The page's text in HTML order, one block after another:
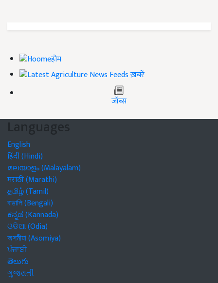
होम
ख़बरें
जॉब्स
Languages
English
हिंदी (Hindi)
മലയാളം (Malayalam)
मराठी (Marathi)
தமிழ் (Tamil)
বাঙালি (Bengali)
ಕನ್ನಡ (Kannada)
ଓଡିଆ (Odia)
অসমীয়া (Asomiya)
ਪੰਜਾਬੀ
తెలుగు
ગુજરાતી